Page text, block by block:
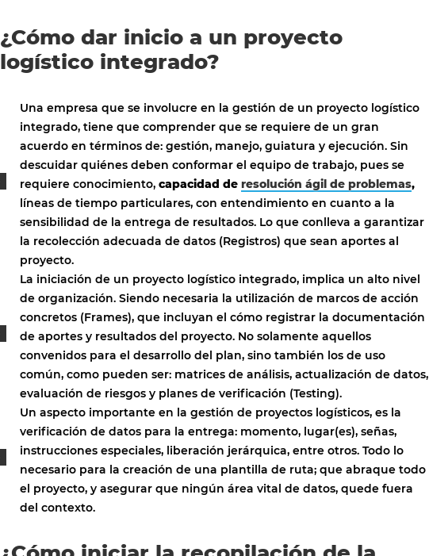
¿Cómo dar inicio a un proyecto
logístico integrado?
Una empresa que se involucre en la gestión de un proyecto logístico
integrado, tiene que comprender que se requiere de un gran
acuerdo en términos de: gestión, manejo, guiatura y ejecución. Sin
descuidar quiénes deben conformar el equipo de trabajo, pues se
requiere conocimiento, capacidad de resolución ágil de problemas,
líneas de tiempo particulares, con entendimiento en cuanto a la
sensibilidad de la entrega de resultados. Lo que conlleva a garantizar
la recolección adecuada de datos (Registros) que sean aportes al
proyecto.
La iniciación de un proyecto logístico integrado, implica un alto nivel
de organización. Siendo necesaria la utilización de marcos de acción
concretos (Frames), que incluyan el cómo registrar la documentación
de aportes y resultados del proyecto. No solamente aquellos
convenidos para el desarrollo del plan, sino también los de uso
común, como pueden ser: matrices de análisis, actualización de datos,
evaluación de riesgos y planes de verificación (Testing).
Un aspecto importante en la gestión de proyectos logísticos, es la
verificación de datos para la entrega: momento, lugar(es), señas,
instrucciones especiales, liberación jerárquica, entre otros. Todo lo
necesario para la creación de una plantilla de ruta; que abraque todo
el proyecto, y asegurar que ningún área vital de datos, quede fuera
del contexto.